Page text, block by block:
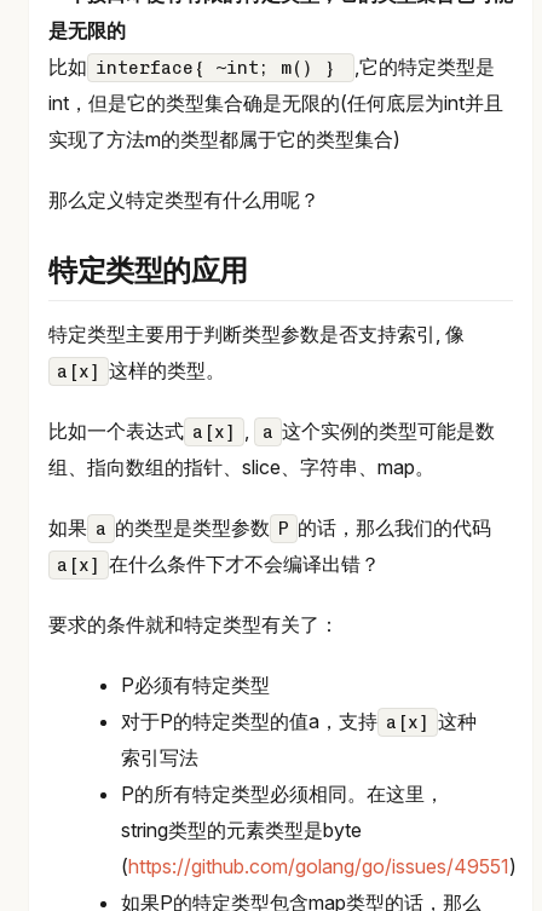
是无限的
比如 interface{ ~int; m() }
,它的特定类型是
int，但是它的类型集合确是无限的(任何底层为int并且
实现了方法m的类型都属于它的类型集合)
那么定义特定类型有什么用呢？
特定类型的应用
特定类型主要用于判断类型参数是否支持索引, 像
a[x] 这样的类型。
比如一个表达式 a[x] , a 这个实例的类型可能是数
组、指向数组的指针、slice、字符串、map。
如果 a 的类型是类型参数 P 的话，那么我们的代码
a[x] 在什么条件下才不会编译出错？
要求的条件就和特定类型有关了：
P必须有特定类型
对于P的特定类型的值a，支持 a[x] 这种
索引写法
P的所有特定类型必须相同。在这里，
string类型的元素类型是byte
(https://github.com/golang/go/issues/49551)
如果P的特定类型包含map类型的话，那么